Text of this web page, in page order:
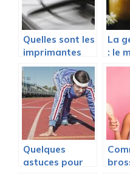
Quelles sont les
imprimantes
adaptées aux
journaux ?
La
: le
en
Quelques
astuces pour